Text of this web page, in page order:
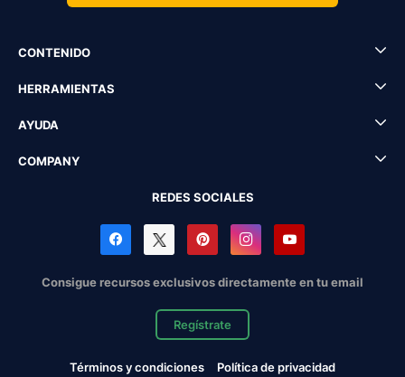
CONTENIDO
HERRAMIENTAS
AYUDA
COMPANY
REDES SOCIALES
Consigue recursos exclusivos directamente en tu email
Regístrate
Términos y condiciones
Política de privacidad